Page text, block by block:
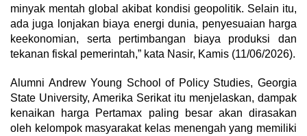
minyak mentah global akibat kondisi geopolitik. Selain itu,
ada juga lonjakan biaya energi dunia, penyesuaian harga
keekonomian, serta pertimbangan biaya produksi dan
tekanan fiskal pemerintah,” kata Nasir, Kamis (11/06/2026).
Alumni Andrew Young School of Policy Studies, Georgia
State University, Amerika Serikat itu menjelaskan, dampak
kenaikan harga Pertamax paling besar akan dirasakan
oleh kelompok masyarakat kelas menengah yang memiliki